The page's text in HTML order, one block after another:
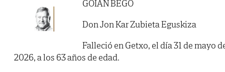
GOIAN BEGO
Don Jon Kar Zubieta Eguskiza
Falleció en Getxo, el día 31 de mayo
2026, a los 63 años de edad.